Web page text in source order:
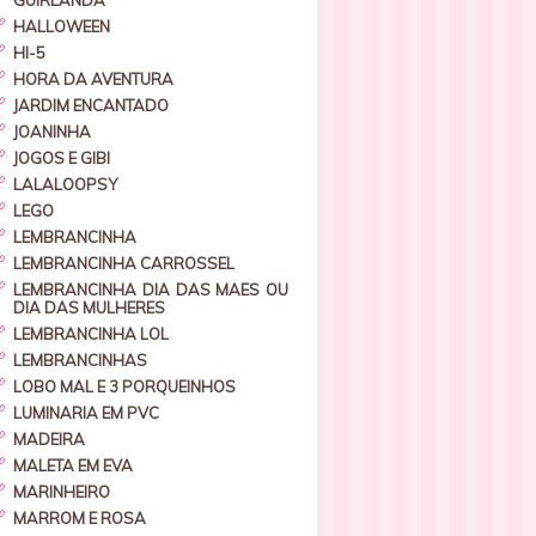
HALLOWEEN
HI-5
HORA DA AVENTURA
JARDIM ENCANTADO
JOANINHA
JOGOS E GIBI
LALALOOPSY
LEGO
LEMBRANCINHA
LEMBRANCINHA CARROSSEL
LEMBRANCINHA DIA DAS MAES OU
DIA DAS MULHERES
LEMBRANCINHA LOL
LEMBRANCINHAS
LOBO MAL E 3 PORQUEINHOS
LUMINARIA EM PVC
MADEIRA
MALETA EM EVA
MARINHEIRO
MARROM E ROSA